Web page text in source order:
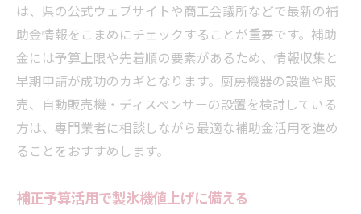
は、県の公式ウェブサイトや商工会議所などで最新の補
助金情報をこまめにチェックすることが重要です。補助
金には予算上限や先着順の要素があるため、情報収集と
早期申請が成功のカギとなります。厨房機器の設置や販
売、自動販売機・ディスペンサーの設置を検討している
方は、専門業者に相談しながら最適な補助金活用を進め
ることをおすすめします。
補正予算活用で製氷機値上げに備える